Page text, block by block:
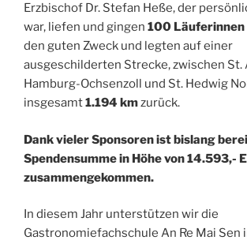
Erzbischof Dr. Stefan Heße, der
war, liefen und gingen 100 Läuferinnen
den guten Zweck und legten auf einer
ausgeschilderten Strecke, zwischen St.
Hamburg-Ochsenzoll und St. Hedwig
insgesamt1.194 kmzurück.
Dank vieler Sponsoren ist bislang
Spendensumme in Höhe von 14.593,-
zusammengekommen.
In diesem Jahr unterstützen wir die
Gastronomiefachschule An Re Mai Sen